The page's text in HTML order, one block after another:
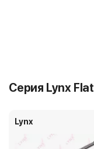
Серия Lynx Flat
Lynx